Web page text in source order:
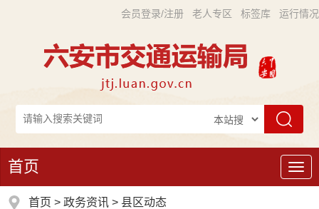
会员登录/注册 老人专区 标签库 运行情况
导
航
首页
首页 > 政务资讯 > 县区动态